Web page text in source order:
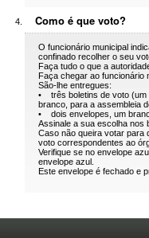
Como é que voto?
O funcionário municipal
confinado recolher o seu
Faça tudo o que a
Faça chegar ao funcionário
São-lhe entregues:
• três boletins de voto (um
branco, para a assembleia
• dois envelopes, um
Assinale a sua escolha nos
Caso não queira votar para
voto correspondentes ao
Verifique se no envelope
envelope azul.
Este envelope é fechado e